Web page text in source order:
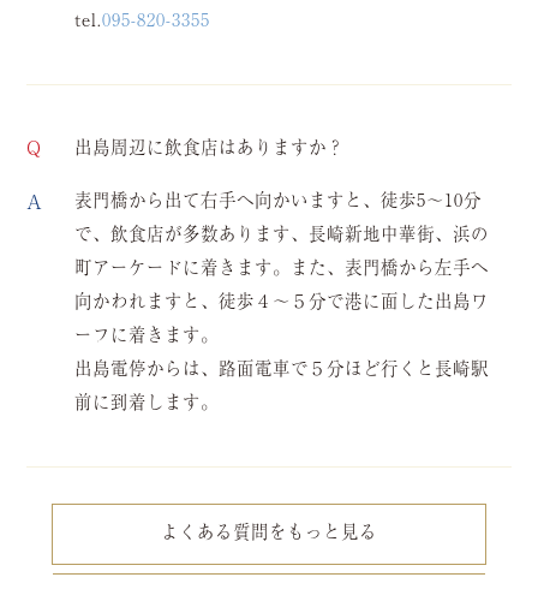
tel.095-820-3355
出島周辺に飲食店はありますか？
表門橋から出て右手へ向かいますと、徒歩5～10分
で、飲食店が多数あります、長崎新地中華街、浜の
町アーケードに着きます。 また、表門橋から左手へ
向かわれますと、徒歩４～５分で港に面した出島ワ
ーフに着きます。
出島電停からは、路面電車で５分ほど行くと長崎駅
前に到着します。
よくある質問をもっと見る